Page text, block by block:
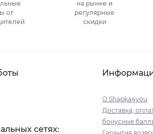
от
на рынке и
регулярные
скидки
сетях:
О Shapka4you
Доставка,
бонусные